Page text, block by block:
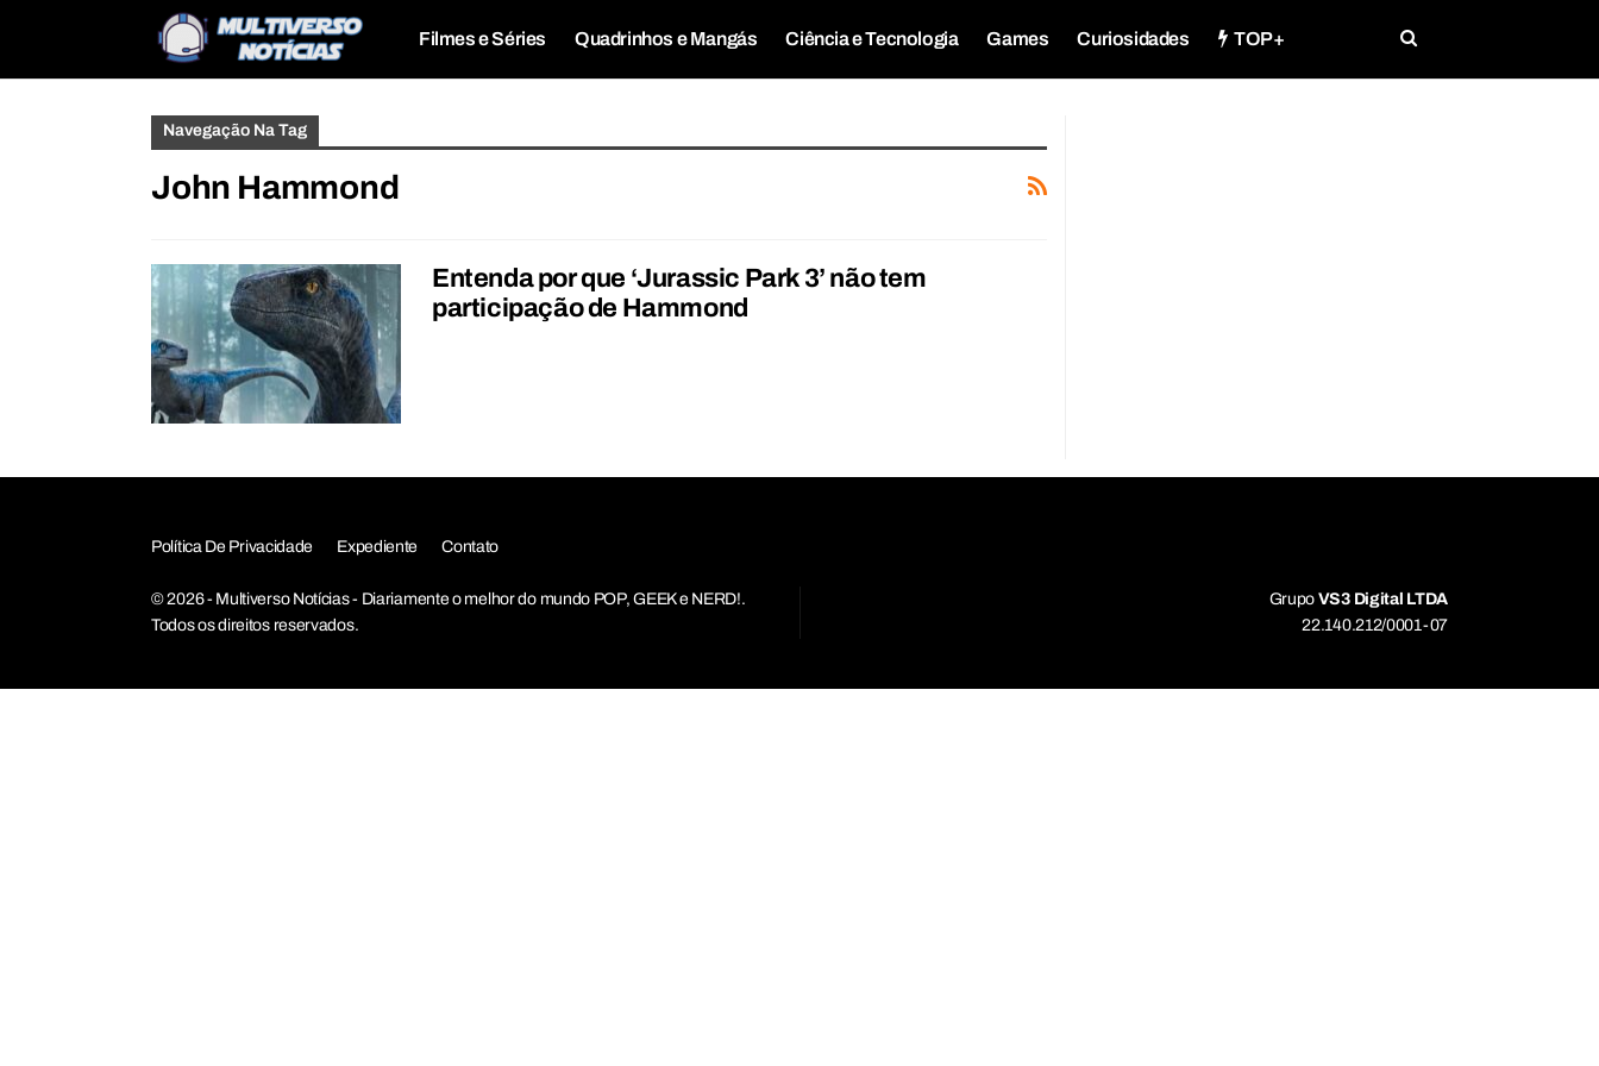
Filmes e Séries Quadrinhos e Mangás Ciência e Tecnologia Games Curiosidades TOP+
Navegação Na Tag
John Hammond
Entenda por que ‘Jurassic Park 3’ não tem
participação de Hammond
Política De Privacidade Expediente Contato
© 2026 - Multiverso Notícias - Diariamente o melhor do mundo POP, GEEK e NERD!.
Todos os direitos reservados.
Grupo VS3 Digital LTDA
22.140.212/0001-07